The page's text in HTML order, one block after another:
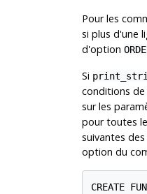
Pour les
si plus d'une
d'option
Si
conditions de
sur les
pour toutes
suivantes
option du
CREATE